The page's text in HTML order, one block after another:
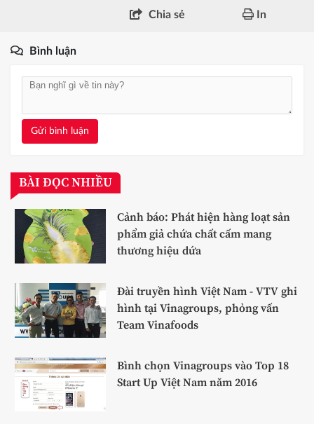
Chia sẻ In
Bình luận
Gửi bình luận
BÀI ĐỌC NHIỀU
Cảnh báo: Phát hiện hàng loạt sản
phẩm giả chứa chất cấm mang
thương hiệu dứa
Đài truyền hình Việt Nam - VTV ghi
hình tại Vinagroups, phỏng vấn
Team Vinafoods
Bình chọn Vinagroups vào Top 18
Start Up Việt Nam năm 2016